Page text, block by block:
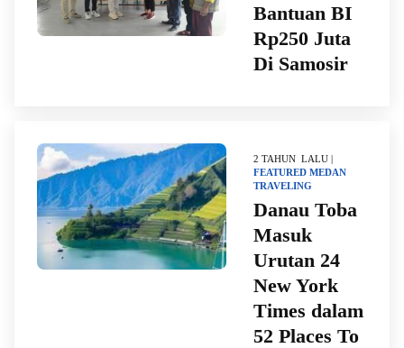
Bantuan BI
Rp250 Juta
Di Samosir
2 TAHUN LALU |
FEATURED MEDAN
TRAVELING
Danau Toba
Masuk
Urutan 24
New York
Times dalam
52 Places To